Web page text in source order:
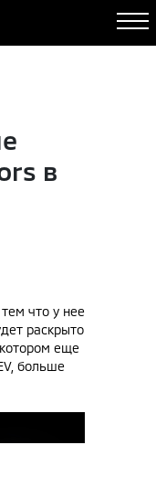
в
что у нее
раскрыто
еще
больше